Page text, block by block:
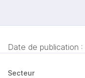
Date de publication :
Secteur